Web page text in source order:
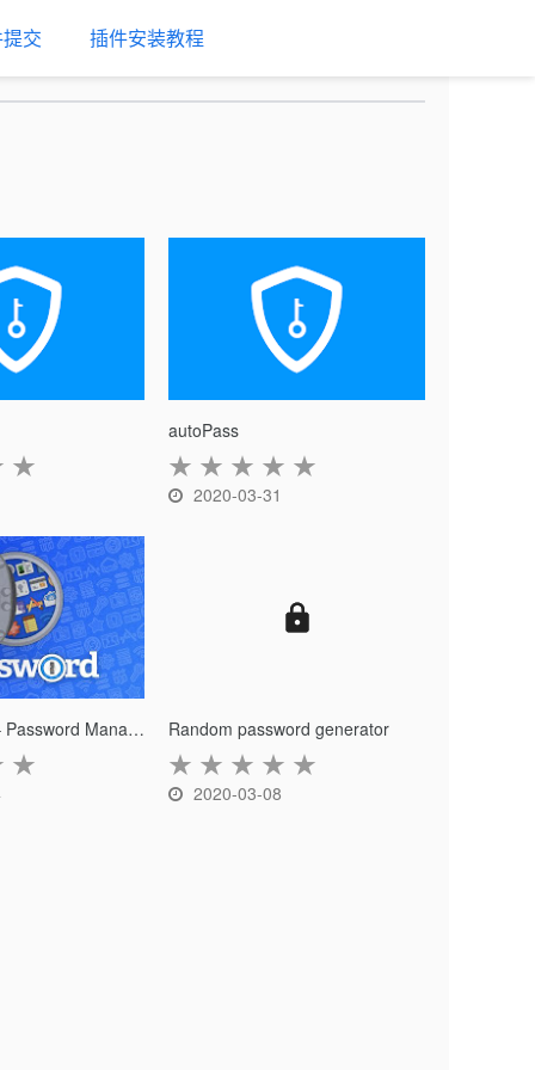
交 插件安装教程
★
autoPass
★ ★ ★ ★ ★
2020-03-31
1Password X – Password Manager
★
Random password generator
★ ★ ★ ★ ★
2020-03-08